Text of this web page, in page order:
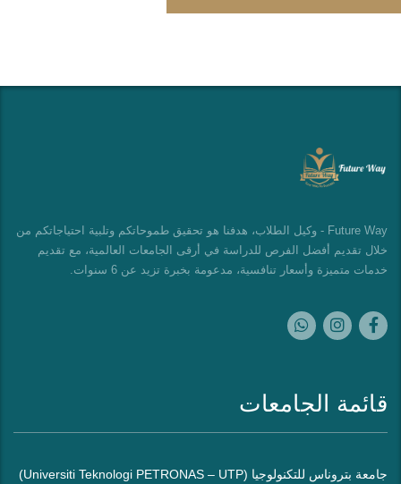
Future Way - وكيل الطلاب، هدفنا هو تحقيق طموحاتكم وتلبية احتياجاتكم من
خلال تقديم أفضل الفرص للدراسة في أرقى الجامعات العالمية، مع تقديم
خدمات متميزة وأسعار تنافسية، مدعومة بخبرة تزيد عن 6 سنوات.
قائمة الجامعات
جامعة بتروناس للتكنولوجيا (Universiti Teknologi PETRONAS – UTP)